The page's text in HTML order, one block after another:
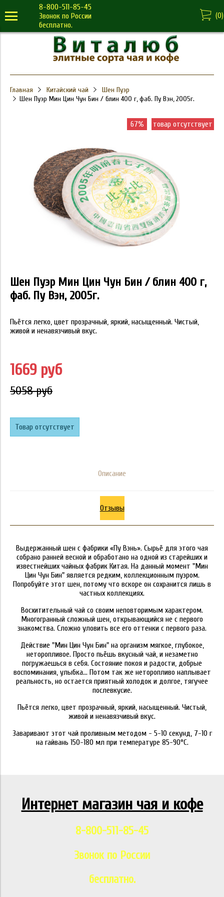
8-800-511-85-45
Звонок по России
бесплатно.
(0)
Главная Китайский чай
Шен Пуэр
Шен Пуэр Мин Цин Чун Бин / блин 400 г, фаб. Пу Вэн, 2005г.
67% товар отсутствует
Шен Пуэр Мин Цин Чун Бин / блин 400 г,
фаб. Пу Вэн, 2005г.
Пьётся легко, цвет прозрачный, яркий, насыщенный. Чистый,
живой и ненавязчивый вкус.
1669 руб
5058 руб
Товар отсутствует
Описание
Отзывы
Выдержанный шен с фабрики «Пу Вэнь». Сырьё для этого чая
собрано ранней весной и обработано на одной из старейших и
известнейших чайных фабрик Китая. На данный момент "Мин
Цин Чун Бин" является редким, коллекционным пуэром.
Попробуйте этот шен, потому что вскоре он сохранится лишь в
частных коллекциях.
Восхитительный чай со своим неповторимым характером.
Многогранный сложный шен, открывающийся не с первого
знакомства. Сложно уловить все его оттенки с первого раза.
Действие "Мин Цин Чун Бин" на организм мягкое, глубокое,
неторопливое. Просто пьёшь вкусный чай, и незаметно
погружаешься в себя. Состояние покоя и радости, добрые
воспоминания, улыбка… Потом так же неторопливо наплывает
реальность, но остается приятный холодок и долгое, тягучее
послевкусие.
Пьётся легко, цвет прозрачный, яркий, насыщенный. Чистый,
живой и ненавязчивый вкус.
Заваривают этот чай проливным методом - 5-10 секунд, 7-10 г
на гайвань 150-180 мл при температуре 85-90°С.
Интернет магазин чая и кофе
8-800-511-85-45
Звонок по России
бесплатно.